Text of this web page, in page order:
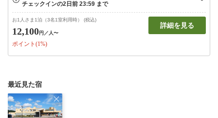
お1人さま1泊（3名1室利用時） (税込)
12,100円 ／人〜
ポイント(1%)
詳細を見る
最近見た宿